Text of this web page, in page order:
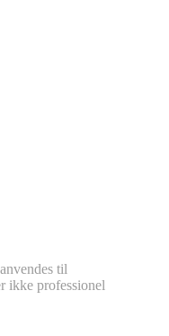
til
ikke professionel